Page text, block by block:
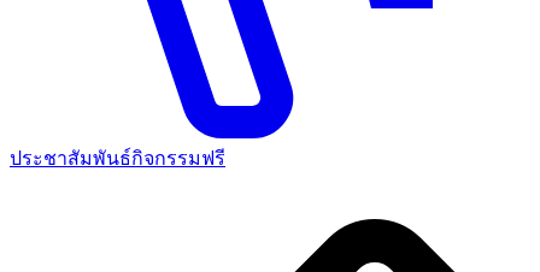
ประชาสัมพันธ์กิจกรรมฟรี